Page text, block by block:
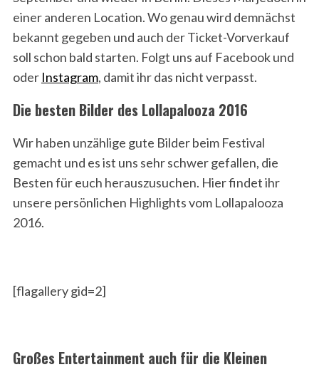
einer anderen Location. Wo genau wird demnächst
bekannt gegeben und auch der Ticket-Vorverkauf
soll schon bald starten. Folgt uns auf Facebook und
oder Instagram, damit ihr das nicht verpasst.
Die besten Bilder des Lollapalooza 2016
Wir haben unzählige gute Bilder beim Festival
gemacht und es ist uns sehr schwer gefallen, die
Besten für euch herauszusuchen. Hier findet ihr
unsere persönlichen Highlights vom Lollapalooza
2016.
[flagallery gid=2]
Großes Entertainment auch für die Kleinen